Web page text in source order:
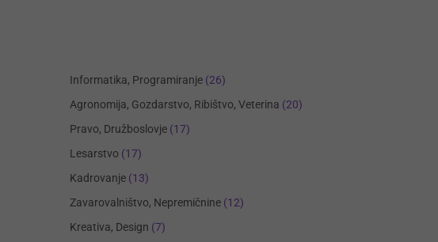
Informatika, Programiranje (26)
Agronomija, Gozdarstvo, Ribištvo, Veterina (20)
Pravo, Družboslovje (17)
Lesarstvo (17)
Kadrovanje (13)
Zavarovalništvo, Nepremičnine (12)
Kreativa, Design (7)